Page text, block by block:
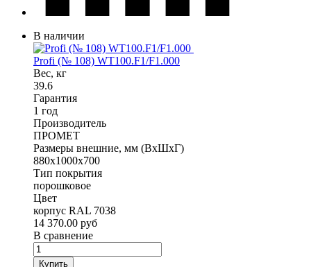
В наличии
Profi (№ 108) WT100.F1/F1.000
Вес, кг
39.6
Гарантия
1 год
Производитель
ПРОМЕТ
Размеры внешние, мм (ВхШхГ)
880x1000x700
Тип покрытия
порошковое
Цвет
корпус RAL 7038
14 370.00 руб
В сравнение
Купить